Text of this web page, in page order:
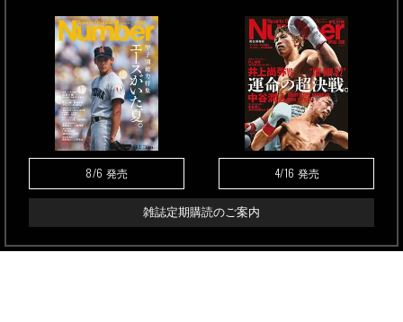
8/6 発売 4/16 発売
雑誌定期購読のご案内